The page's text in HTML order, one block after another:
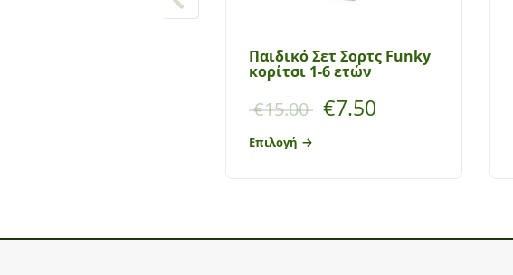
Παιδικό Σετ Σορτς Funky
κορίτσι 1-6 ετών
€15.00 €7.50
Επιλογή